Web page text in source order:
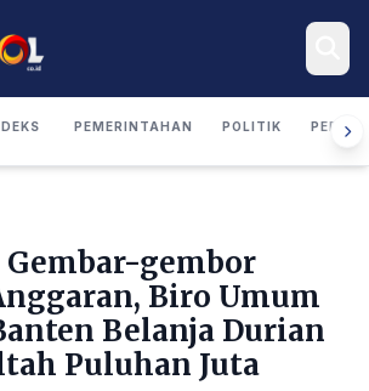
PEMERINTAHAN POLITIK
gembor
Biro Umum
Belanja Durian
Puluhan Juta